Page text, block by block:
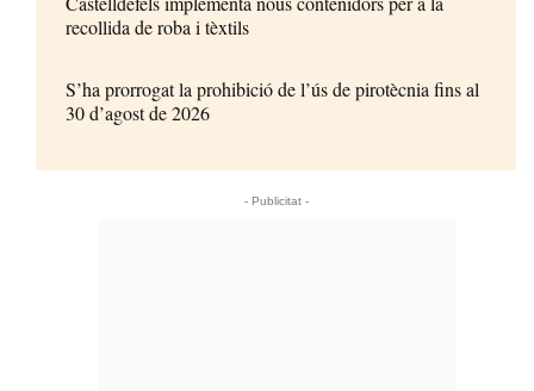
recollida de roba i tèxtils
S’ha prorrogat la prohibició de l’ús de pirotècnia fins al
30 d’agost de 2026
- Publicitat -